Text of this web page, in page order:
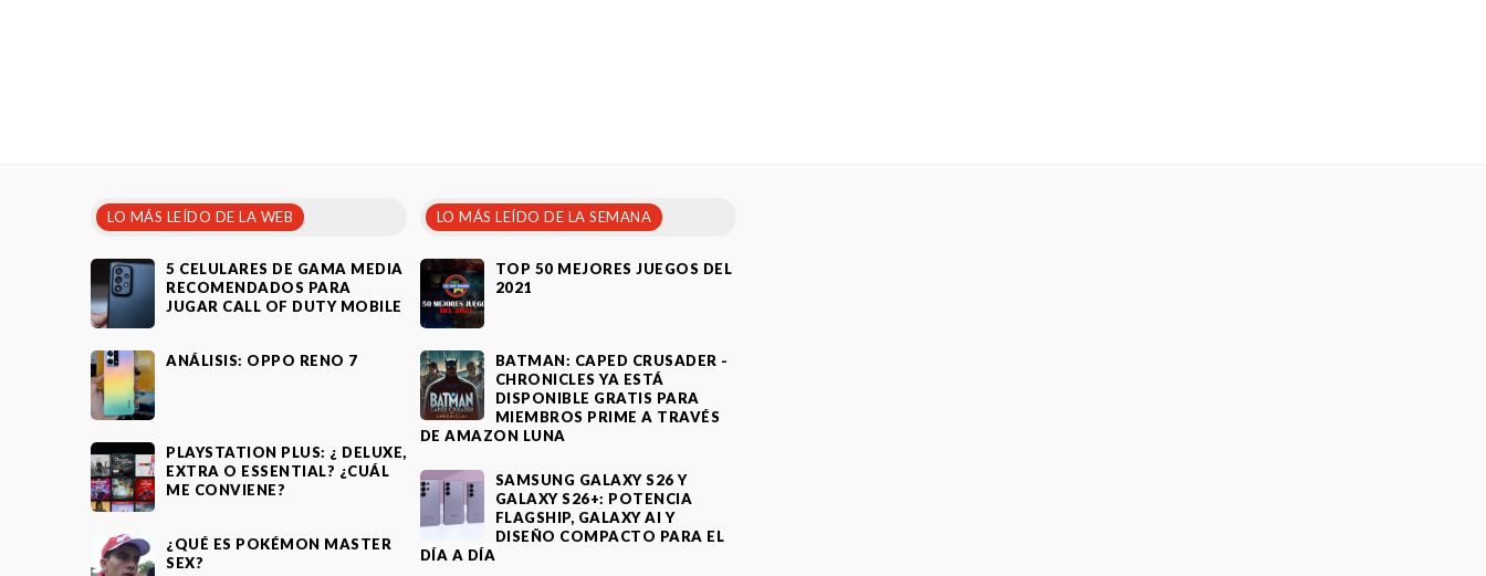
LO MÁS LEÍDO DE LA WEB
5 CELULARES DE GAMA MEDIA
RECOMENDADOS PARA
JUGAR CALL OF DUTY MOBILE
ANÁLISIS: OPPO RENO 7
PLAYSTATION PLUS: ¿ DELUXE,
EXTRA O ESSENTIAL? ¿CUÁL
ME CONVIENE?
¿QUÉ ES POKÉMON MASTER
SEX?
LO MÁS LEÍDO DE LA SEMANA
TOP 50 MEJORES JUEGOS DEL
2021
BATMAN: CAPED CRUSADER -
CHRONICLES YA ESTÁ
DISPONIBLE GRATIS PARA
MIEMBROS PRIME A TRAVÉS
DE AMAZON LUNA
SAMSUNG GALAXY S26 Y
GALAXY S26+: POTENCIA
FLAGSHIP, GALAXY AI Y
DISEÑO COMPACTO PARA EL
DÍA A DÍA